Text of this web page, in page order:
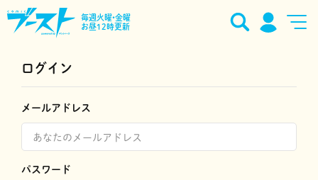
毎週火曜•金曜
お昼12時更新
ログイン
メールアドレス
パスワード